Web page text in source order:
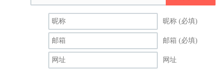
昵称 (必填)
邮箱 (必填)
网址